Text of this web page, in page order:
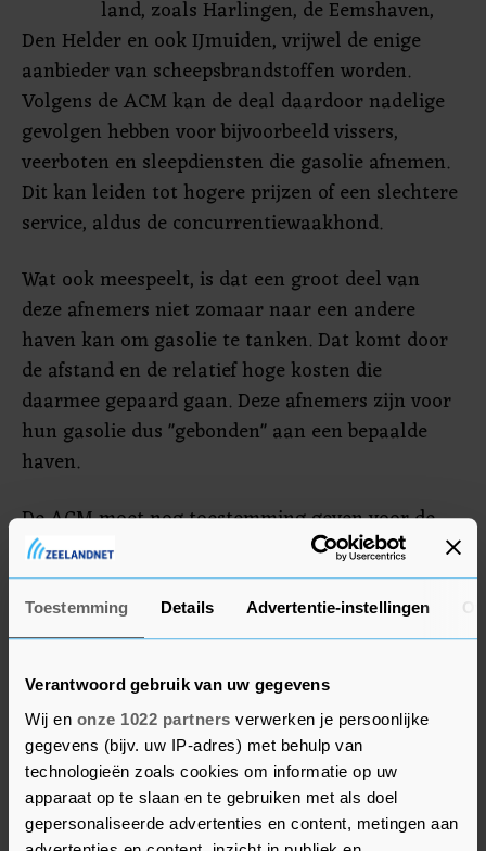
Toestemming Details Advertentie-instellingen
Verantwoord gebruik van uw gegevens
Wij en onze 1022 partners verwerken je persoonlijke
gegevens (bijv. uw IP-adres) met behulp van
technologieën zoals cookies om informatie op uw
apparaat op te slaan en te gebruiken met als doel
gepersonaliseerde advertenties en content, metingen aan
land, zoals Harlingen, de Eemshaven,
Den Helder en ook IJmuiden, vrijwel de enige
aanbieder van scheepsbrandstoffen worden.
Volgens de ACM kan de deal daardoor nadelige
gevolgen hebben voor bijvoorbeeld vissers,
veerboten en sleepdiensten die gasolie afnemen.
Dit kan leiden tot hogere prijzen of een slechtere
service, aldus de concurrentiewaakhond.
Wat ook meespeelt, is dat een groot deel van
deze afnemers niet zomaar naar een andere
haven kan om gasolie te tanken. Dat komt door
de afstand en de relatief hoge kosten die
daarmee gepaard gaan. Deze afnemers zijn voor
hun gasolie dus "gebonden" aan een bepaalde
haven.
De ACM moet nog toestemming geven voor de
overname. Als het onderzoek uitwijst dat de
concurrentie daadwerkelijk in het geding is, kan
de toezichthouder de overname verbieden. Ook
kan de ACM bepaalde voorwaarden stellen
waaraan moet worden voldaan. Soms mag een
deal alleen doorgaan als bedrijven bepaalde
onderdelen afstoten.